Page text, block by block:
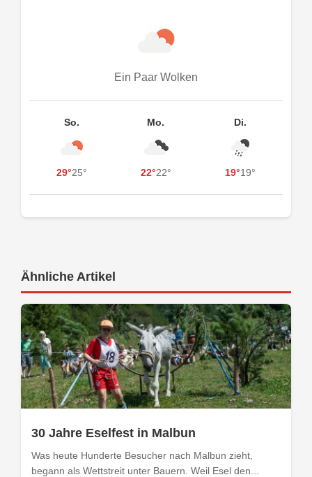
Ein Paar Wolken
So.
29°25°
Mo.
22°22°
Di.
19°19°
Ähnliche Artikel
30 Jahre Eselfest in Malbun
Was heute Hunderte Besucher nach Malbun zieht,
begann als Wettstreit unter Bauern. Weil Esel den...